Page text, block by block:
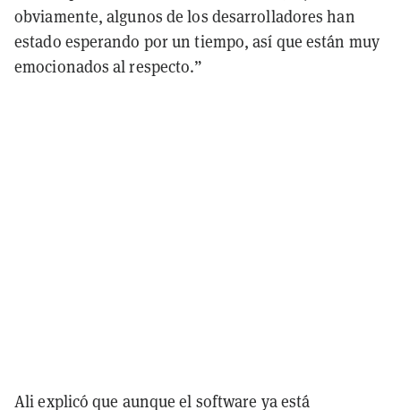
obviamente, algunos de los desarrolladores han
estado esperando por un tiempo, así que están muy
emocionados al respecto.”
Ali explicó que aunque el software ya está